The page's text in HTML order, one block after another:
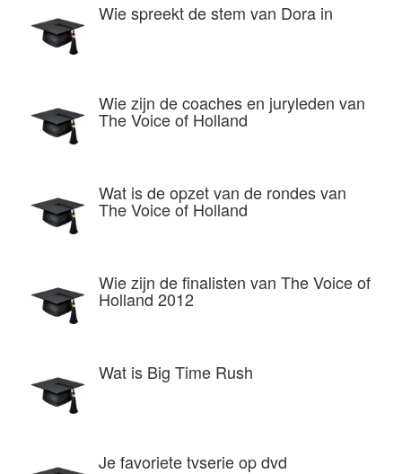
Wie spreekt de stem van Dora in
Wie zijn de coaches en juryleden van
The Voice of Holland
Wat is de opzet van de rondes van
The Voice of Holland
Wie zijn de finalisten van The Voice of
Holland 2012
Wat is Big Time Rush
Je favoriete tvserie op dvd